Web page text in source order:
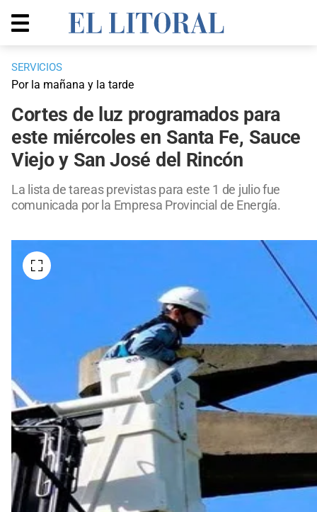
SERVICIOS
Por la mañana y la tarde
Cortes de luz programados para
este miércoles en Santa Fe, Sauce
Viejo y San José del Rincón
La lista de tareas previstas para este 1 de julio fue
comunicada por la Empresa Provincial de Energía.